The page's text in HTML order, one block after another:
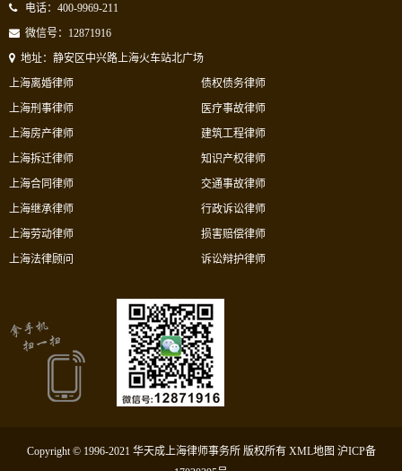
电话：400-9969-211
微信号：12871916
地址：静安区中兴路上海火车站北广场
上海离婚律师
上海刑事律师
上海房产律师
上海拆迁律师
债权债务律师
医疗事故律师
建筑工程律师
知识产权律师
上海合同律师
上海继承律师
上海劳动律师
上海法律顾问
交通事故律师
行政诉讼律师
损害赔偿律师
诉讼辩护律师
Copyright © 1996-2021 华天成上海律师事务所 版权所有 XML地图 沪ICP备